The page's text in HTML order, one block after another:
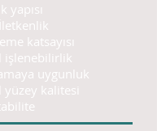
yapısı
katsayısı
işlenebilirlik
uygunluk
kalitesi